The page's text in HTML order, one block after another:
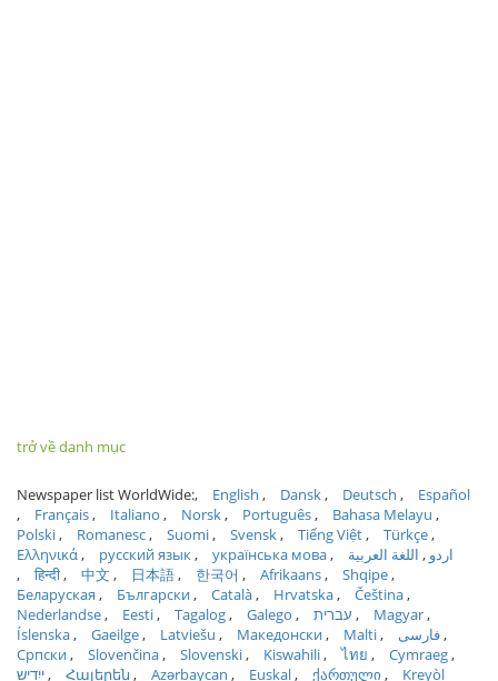
trở về danh mục
Newspaper list WorldWide: English Dansk Deutsch
Español
Français
Italiano Norsk Português
Bahasa Melayu
Polski
Romanesc Suomi Svensk Tiếng Việt
Türkçe
Ελληνικά
русский язык українська мова اردو
اللغة العربية
हिन्दी
中文 日本語 한국어 Afrikaans
Shqipe
Беларуская
Български Català Hrvatska
Čeština
Nederlandse
Eesti Tagalog Galego עברית
Magyar
Íslenska
Gaeilge Latviešu Македонски Malti
فارسی
Српски
Slovenčina Slovenski Kiswahili ไทย
Cymraeg
ייִדיש
Հայերեն Azərbaycan Euskal ქართული Kreyòl